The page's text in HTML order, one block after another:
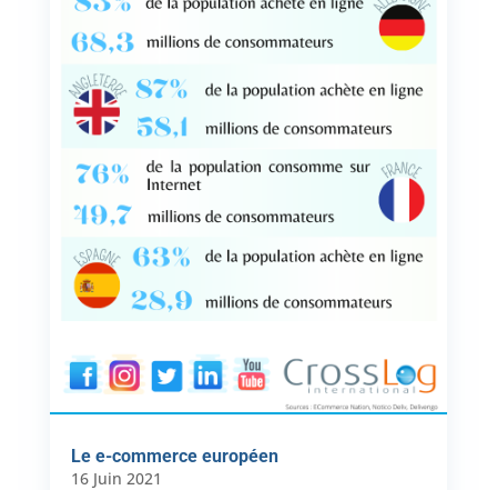
Le e-commerce européen
16 Juin 2021